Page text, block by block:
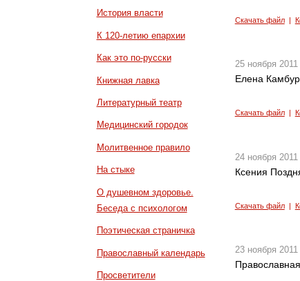
История власти
К 120-летию епархии
Как это по-русски
Книжная лавка
Литературный театр
Медицинский городок
Молитвенное правило
На стыке
О душевном здоровье.
Беседа с психологом
Поэтическая страничка
Православный календарь
Просветители
Скачать файл|
25 ноября 2011
Елена
Скачать файл|
24 ноября 2011
Ксения
Скачать файл|
23 ноября 2011